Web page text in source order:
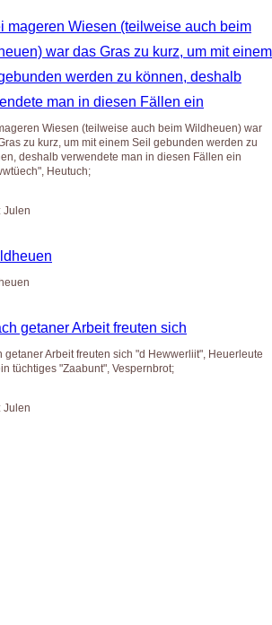
Wiesen (teilweise auch beim Wildheuen) war
zu kurz, um mit einem Seil gebunden werden zu
deshalb verwendete man in diesen Fällen ein
Heutuch;
Julen
getaner Arbeit freuten sich "d Hewwerliit", Heuerleute
tüchtiges "Zaabunt", Vespernbrot;
Julen